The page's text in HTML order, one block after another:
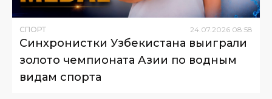
СПОРТ 24.07.2026 08:58
Синхронистки Узбекистана выиграли
золото чемпионата Азии по водным
видам спорта